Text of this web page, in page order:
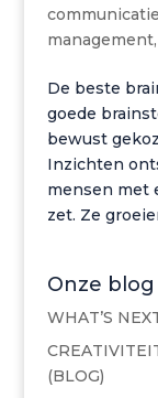
communicatie
management,
De beste
goede
bewust
Inzichten
mensen met
zet. Ze
Onze
WHAT’S
(BLOG)